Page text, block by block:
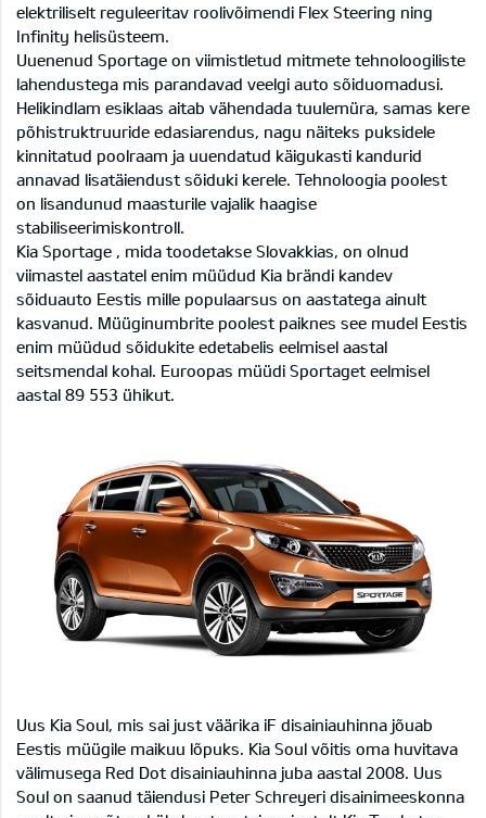
elektriliselt reguleeritav roolivõimendi Flex Steering ning
Infinity helisüsteem.
Uuenenud Sportage on viimistletud mitmete tehnoloogiliste
lahendustega mis parandavad veelgi auto sõiduomadusi.
Helikindlam esiklaas aitab vähendada tuulemüra, samas kere
põhistruktruuride edasiarendus, nagu näiteks puksidele
kinnitatud poolraam ja uuendatud käigukasti kandurid
annavad lisatäiendust sõiduki kerele. Tehnoloogia poolest
on lisandunud maasturile vajalik haagise
stabiliseerimiskontroll.
Kia Sportage , mida toodetakse Slovakkias, on olnud
viimastel aastatel enim müüdud Kia brändi kandev
sõiduauto Eestis mille populaarsus on aastatega ainult
kasvanud. Müüginumbrite poolest paiknes see mudel Eestis
enim müüdud sõidukite edetabelis eelmisel aastal
seitsmendal kohal. Euroopas müüdi Sportaget eelmisel
aastal 89 553 ühikut.
Uus Kia Soul, mis sai just väärika iF disainiauhinna jõuab
Eestis müügile maikuu lõpuks. Kia Soul võitis oma huvitava
välimusega Red Dot disainiauhinna juba aastal 2008. Uus
Soul on saanud täiendusi Peter Schreyeri disainimeeskonna